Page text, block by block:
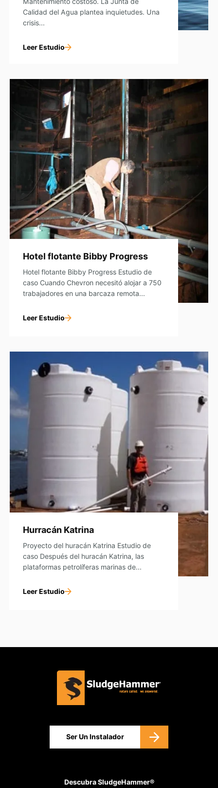
Calidad del Agua plantea inquietudes. Una
crisis...
Leer Estudio
Hotel flotante Bibby Progress
Hotel flotante Bibby Progress Estudio de
caso Cuando Chevron necesitó alojar a 750
trabajadores en una barcaza remota...
Leer Estudio
Hurracán Katrina
Proyecto del huracán Katrina Estudio de
caso Después del huracán Katrina, las
plataformas petrolíferas marinas de...
Leer Estudio
Ser Un Instalador
Descubra SludgeHammer®